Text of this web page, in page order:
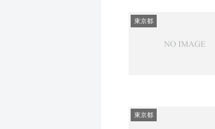
東京都
東京都